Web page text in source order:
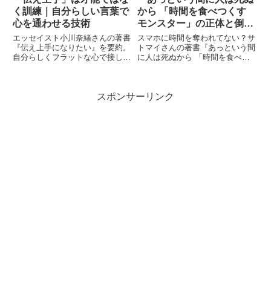
く訓練｜自分らしい言葉で
心を通わせる技術
エッセイスト小川奈緒さんの著書
『伝え上手になりたい』を要約。
自分らしくフラットな心で接し、
から 「時間を食べつくす
モンスター」の正体と倒し
方』を読んで、後悔しない
人生を送るヒントを得る
スマホに時間を奪われてない？サ
トマイさんの著書『あっという間
に人は死ぬから 「時間を食べつ
るヒントが満載！
スポンサーリンク